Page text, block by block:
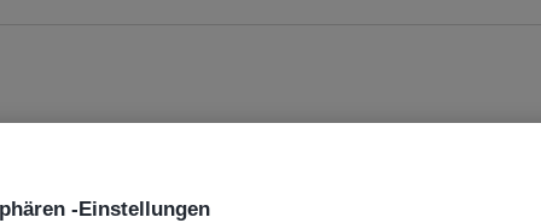
-Einstellungen